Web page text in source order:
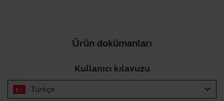
Ürün dokümanları
Kullanıcı kılavuzu
Türkçe expand_more